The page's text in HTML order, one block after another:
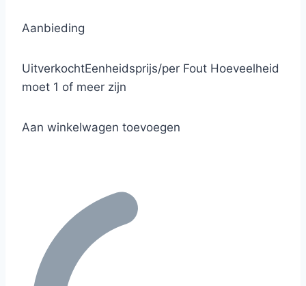
Aanbieding
UitverkochtEenheidsprijs/per Fout Hoeveelheid
moet 1 of meer zijn
Aan winkelwagen toevoegen